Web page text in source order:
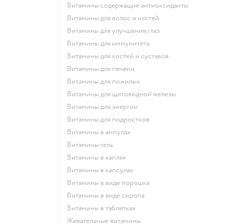
Витамины содержащие антиоксиданты
Витамины для волос и ногтей
Витамины для улучшения глаз
Витамины для иммунитета
Витамины для костей и суставов
Витамины для печени
Витамины для пожилых
Витамины для щитовидной железы
Витамины для энергии
Витамины для подростков
Витамины в ампулах
Витамины гель
Витамины в каплях
Витамины в капсулах
Витамины в виде порошка
Витамины в виде сиропа
Витамины в таблетках
Жевательные витамины